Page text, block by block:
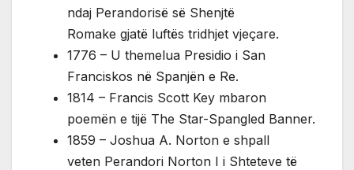
ndaj Perandorisë së Shenjtë
Romake gjatë luftës tridhjet vjeçare.
1776 – U themelua Presidio i San
Franciskos në Spanjën e Re.
1814 – Francis Scott Key mbaron
poemën e tijë The Star-Spangled Banner.
1859 – Joshua A. Norton e shpall
veten Perandori Norton I i Shteteve të